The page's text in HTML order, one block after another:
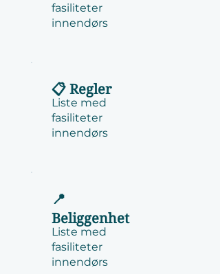
fasiliteter
innendørs
📋 Regler
Liste med
fasiliteter
innendørs
📍
Beliggenhet
Liste med
fasiliteter
innendørs